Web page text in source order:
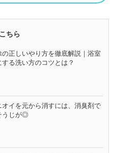
ちら
の正しいやり方を徹底解説｜浴室
する洗い方のコツとは？
オイを元から消すには、消臭剤で
うじが◎